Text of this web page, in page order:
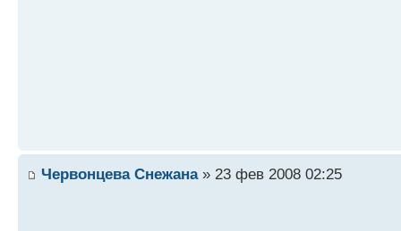
Червонцева Снежана» 23 фев 2008 02:25